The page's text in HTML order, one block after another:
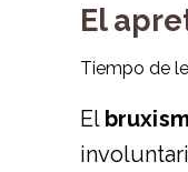
El
Tiempo de
El